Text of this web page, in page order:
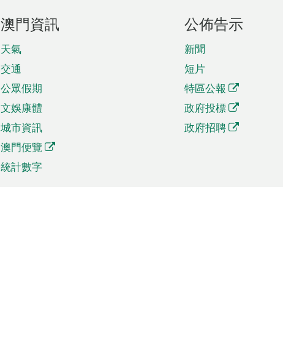
澳門資訊
天氣
交通
公眾假期
文娛康體
城市資訊
澳門便覽
統計數字
公佈告示
新聞
短片
特區公報
政府投標
政府招聘